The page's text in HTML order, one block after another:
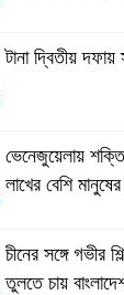
টানা দ্বিতীয় দফায়
ভেনেজুয়েলায়
লাখের বেশি
চীনের সঙ্গে গভীর
তুলতে চায়